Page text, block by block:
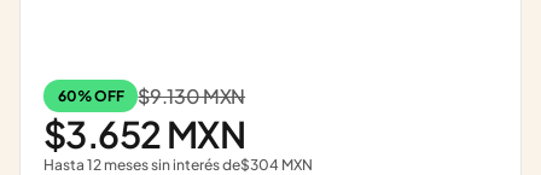
60% OFF $9.130 MXN
$3.652 MXN
Hasta 12 meses sin interés de$304 MXN